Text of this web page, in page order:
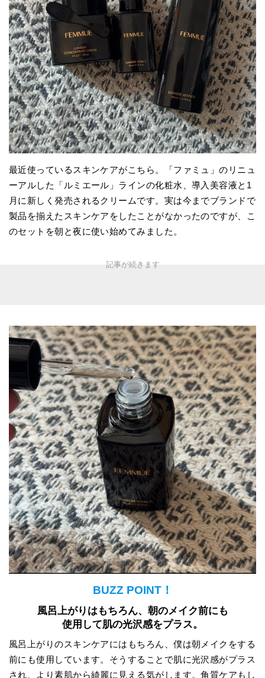
最近使っているスキンケアがこちら。「ファミュ」のリニュ
ーアルした「ルミエール」ラインの化粧水、導入美容液と1
月に新しく発売されるクリームです。実は今までブランドで
製品を揃えたスキンケアをしたことがなかったのですが、こ
のセットを朝と夜に使い始めてみました。
BUZZ POINT！
風呂上がりはもちろん、朝のメイク前にも
使用して肌の光沢感をプラス。
風呂上がりのスキンケアにはもちろん、僕は朝メイクをする
前にも使用しています。そうすることで肌に光沢感がプラス
され、より素肌から綺麗に見える気がします。角質ケアもし